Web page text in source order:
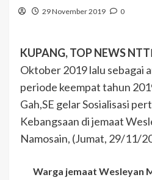
29 November 2019 0
KUPANG, TOP NEWS NTT
Oktober 2019 lalu sebagai
periode keempat tahun
Gah,SE gelar Sosialisasi
Kebangsaan di jemaat
Namosain, (Jumat, 29/11/
Warga jemaat Wesleyan